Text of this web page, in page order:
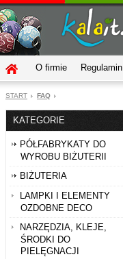
O firmie Regulamin
START FAQ
KATEGORIE
PÓŁFABRYKATY DO
WYROBU BIŻUTERII
BIŻUTERIA
LAMPKI I ELEMENTY
OZDOBNE DECO
NARZĘDZIA, KLEJE,
ŚRODKI DO
PIELĘGNACJI